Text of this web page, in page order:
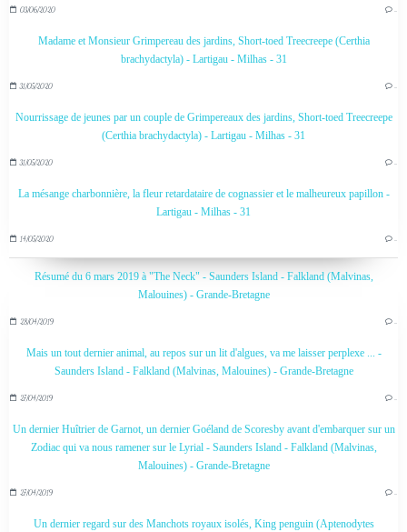
03/06/2020 …
Madame et Monsieur Grimpereau des jardins, Short-toed Treecreepe (Certhia
brachydactyla) - Lartigau - Milhas - 31
31/05/2020 …
Nourrissage de jeunes par un couple de Grimpereaux des jardins, Short-toed Treecreepe
(Certhia brachydactyla) - Lartigau - Milhas - 31
31/05/2020 …
La mésange charbonnière, la fleur retardataire de cognassier et le malheureux papillon -
Lartigau - Milhas - 31
14/05/2020 …
Résumé du 6 mars 2019 à "The Neck" - Saunders Island - Falkland (Malvinas,
Malouines) - Grande-Bretagne
28/04/2019 …
Mais un tout dernier animal, au repos sur un lit d'algues, va me laisser perplexe ... -
Saunders Island - Falkland (Malvinas, Malouines) - Grande-Bretagne
27/04/2019 …
Un dernier Huîtrier de Garnot, un dernier Goéland de Scoresby avant d'embarquer sur un
Zodiac qui va nous ramener sur le Lyrial - Saunders Island - Falkland (Malvinas,
Malouines) - Grande-Bretagne
27/04/2019 …
Un dernier regard sur des Manchots royaux isolés, King penguin (Aptenodytes